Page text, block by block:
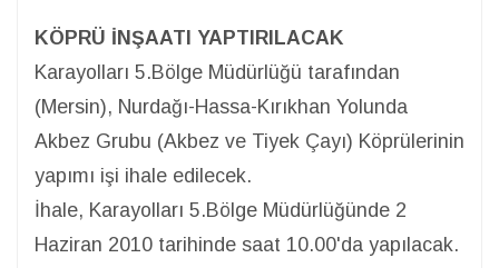
KÖPRÜ İNŞAATI YAPTIRILACAK
Karayolları 5.Bölge Müdürlüğü tarafından
(Mersin), Nurdağı-Hassa-Kırıkhan Yolunda
Akbez Grubu (Akbez ve Tiyek Çayı) Köprülerinin
yapımı işi ihale edilecek.
İhale, Karayolları 5.Bölge Müdürlüğünde 2
Haziran 2010 tarihinde saat 10.00'da yapılacak.